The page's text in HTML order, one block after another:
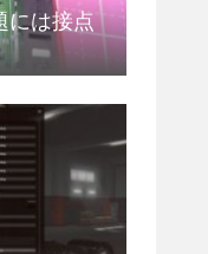
には接点